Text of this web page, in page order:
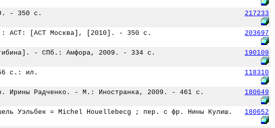
- 350 с. 217233
АСТ: [АСТ Москва], [2010]. - 350 с. 203697
- СПб.: Амфора, 2009. - 334 с. 190109
с.: ил. 118310
Ирины Радченко. - М.: Иностранка, 2009. - 461 с. 180649
Уэльбек = Michel Houellebecg ; пер. с фр. Нины Кулиш.
180652